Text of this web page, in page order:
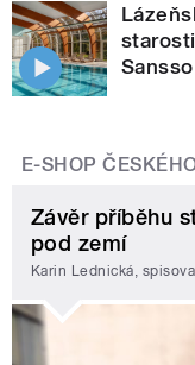
E-SHOP
Závěr příběhu
pod zemí
Karin Lednická,